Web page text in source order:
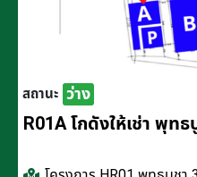
สถานะ ว่าง
R01A โกดังให้เช่า พุท